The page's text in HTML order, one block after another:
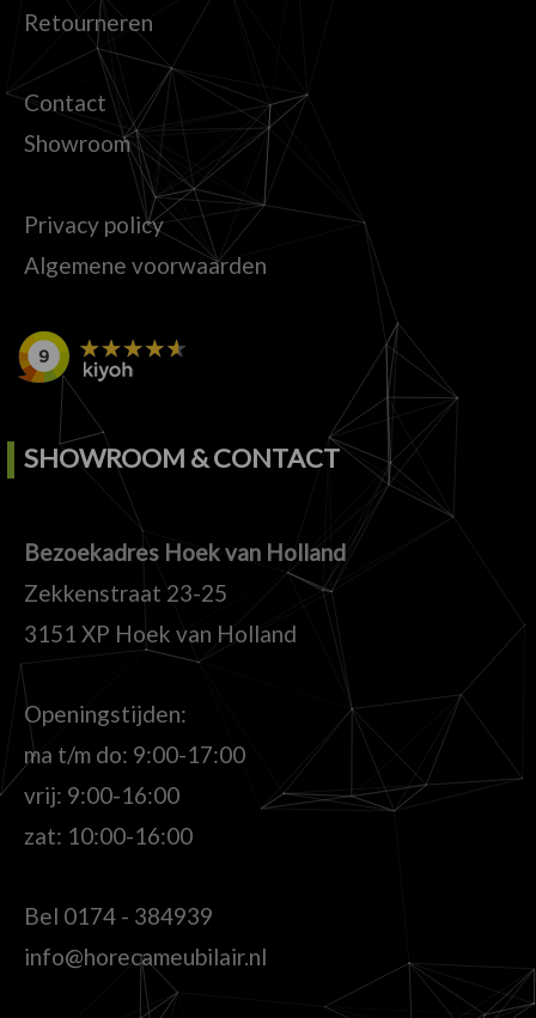
Retourneren
Contact
Showroom
Privacy policy
Algemene voorwaarden
SHOWROOM & CONTACT
Bezoekadres Hoek van Holland
Zekkenstraat 23-25
3151 XP Hoek van Holland
Openingstijden:
ma t/m do: 9:00-17:00
vrij: 9:00-16:00
zat: 10:00-16:00
Bel 0174 - 384939
info@horecameubilair.nl